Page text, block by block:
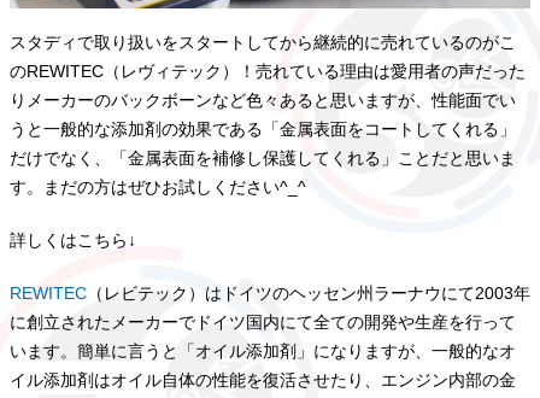
スタディで取り扱いをスタートしてから継続的に売れているのがこ
のREWITEC（レヴィテック）！売れている理由は愛用者の声だった
りメーカーのバックボーンなど色々あると思いますが、性能面でい
うと一般的な添加剤の効果である「金属表面をコートしてくれる」
だけでなく、「金属表面を補修し保護してくれる」ことだと思いま
す。まだの方はぜひお試しください^_^
詳しくはこちら↓
REWITEC （レビテック）はドイツのヘッセン州ラーナウにて2003年
に創立されたメーカーでドイツ国内にて全ての開発や生産を行って
います。簡単に言うと「オイル添加剤」になりますが、一般的なオ
イル添加剤はオイル自体の性能を復活させたり、エンジン内部の金